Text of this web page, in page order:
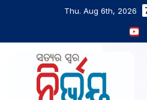
Thu. Aug 6th, 2026